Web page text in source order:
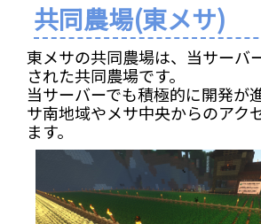
共同農場(東メサ)
東メサの共同農場は、当サーバ
された共同農場です。
当サーバーでも積極的に開発が
サ南地域やメサ中央からのアク
ます。